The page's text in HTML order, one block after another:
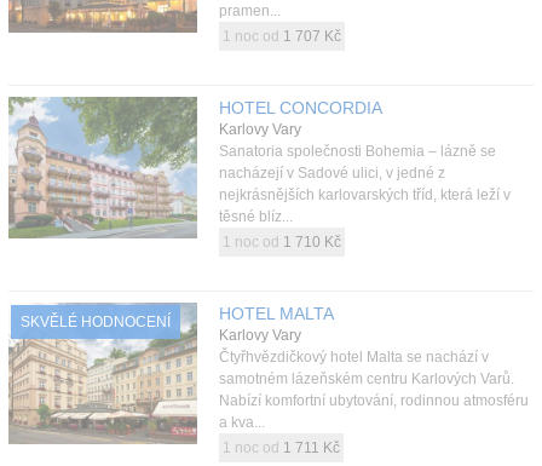
pramen...
1 noc od 1 707 Kč
HOTEL CONCORDIA
Karlovy Vary
Sanatoria společnosti Bohemia – lázně se
nacházejí v Sadové ulici, v jedné z
nejkrásnějších karlovarských tříd, která leží v
těsné blíz...
1 noc od 1 710 Kč
SKVĚLÉ HODNOCENÍ HOTEL MALTA
Karlovy Vary
Čtyřhvězdičkový hotel Malta se nachází v
samotném lázeňském centru Karlových Varů.
Nabízí komfortní ubytování, rodinnou atmosféru
a kva...
1 noc od 1 711 Kč